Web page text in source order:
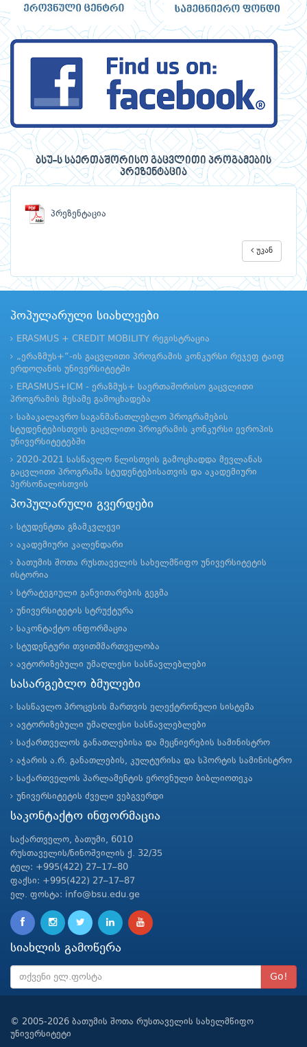
ბსუ-ს საერთაშორისო გაცვლითი პროგამების
პრეზენტაცია
პრეზენტაცია
უკან
პოპულარული სიახლეები
ERASMUS + CREDIT MOBILITY რეგისტრაცია
„ერაზმუს+“-ის გაცვლითი პროგრამის კონკურსი რეჯეფ ტაიფ
ერდოღანის უნივერსიტეტში
ERASMUS+ICM - ერაზმუს+ საერთაშორისო გაცვლითი
პროგრამის მესამე გამოცხადება
საბაკალავრო საგანმანათლებლო პროგრამების
სტუდენტებისთვის გაცვლითი პროგრამის კონკურსი ევროპის
უნივერსიტეტებში
2020-2021 სასწავლო წლისთვის გამოცხადდა მევლანას
გაცვლითი პროგრამა სტუდენტებისათვის და აკადემიური
პერსონალისთვის
პოპულარული გვერდები
სტუდენტთა გზამკვლევი
აკადემიური კალენდარი
ბათუმის შოთა რუსთაველის სახელმწიფო უნივერსიტეტის
ისტორია
სტრატეგიული განვითარების გეგმა
უნივერსიტეტის სტრუქტურა
საკონტაქტო ინფორმაცია
სტუდენტური თვითმმართველობა
ავტორიზებული უმაღლესი სასწავლებლები
სასარგებლო ბმულები
სასწავლო პროცესის მართვის ელექტრონული სისტემა
ავტორიზებული უმაღლესი სასწავლებლები
საქართველოს განათლებისა და მეცნიერების სამინისტრო
აჭარის ა.რ. განათლების, კულტურისა და სპორტის სამინისტრო
საქართველოს პარლამენტის ეროვნული ბიბლიოთეკა
უნივერსიტეტის ძველი ვებგვერდი
საკონტაქტო ინფორმაცია
საქართველო, ბათუმი, 6010
რუსთაველის/ნინოშვილის ქ. 32/35
ტელ: +995(422) 27–17–80
ფაქსი: +995(422) 27–17–87
ელ. ფოსტა: info@bsu.edu.ge
სიახლის გამოწერა
Go!
© 2005-2026 ბათუმის შოთა რუსთაველის სახელმწიფო
უნივერსიტეტი